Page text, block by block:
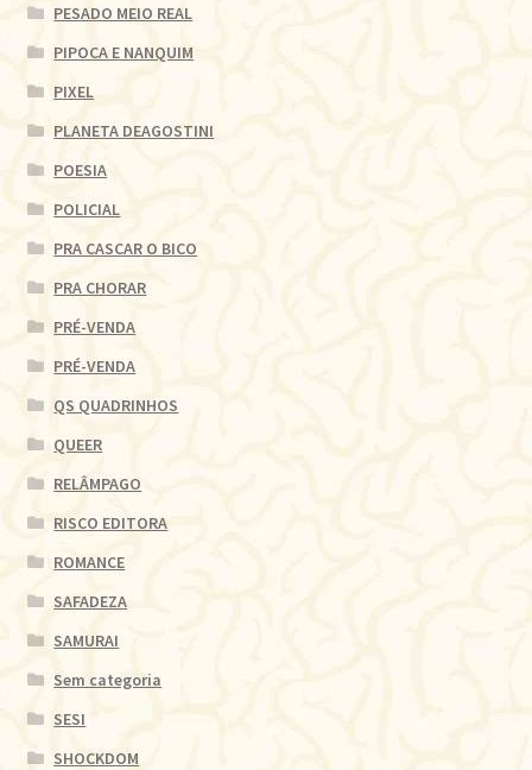
PESADO MEIO REAL
PIPOCA E NANQUIM
PIXEL
PLANETA DEAGOSTINI
POESIA
POLICIAL
PRA CASCAR O BICO
PRA CHORAR
PRÉ-VENDA
PRÉ-VENDA
QS QUADRINHOS
QUEER
RELÂMPAGO
RISCO EDITORA
ROMANCE
SAFADEZA
SAMURAI
Sem categoria
SESI
SHOCKDOM